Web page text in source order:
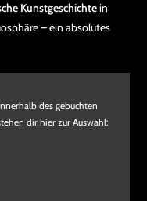
Kunstgeschichtein
– ein absolutes
des gebuchten
dir hier zur Auswahl: